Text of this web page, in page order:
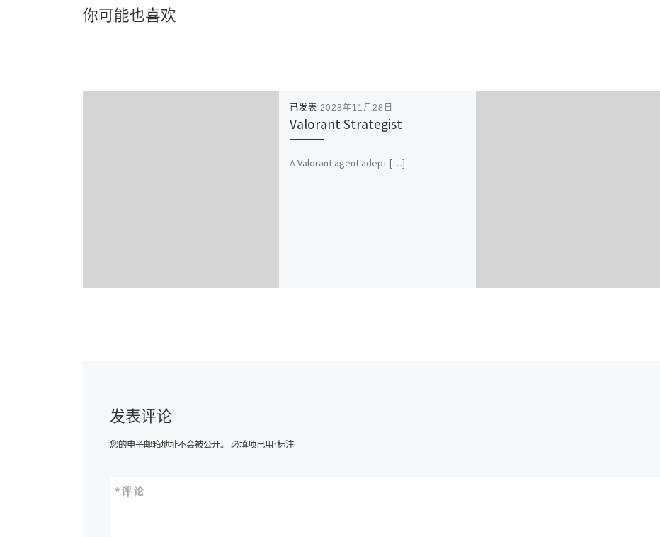
你可能也喜欢
已发表 2023年11月28日
Valorant Strategist
A Valorant agent adept […]
发表评论
您的电子邮箱地址不会被公开。 必填项已用*标注
评论
*